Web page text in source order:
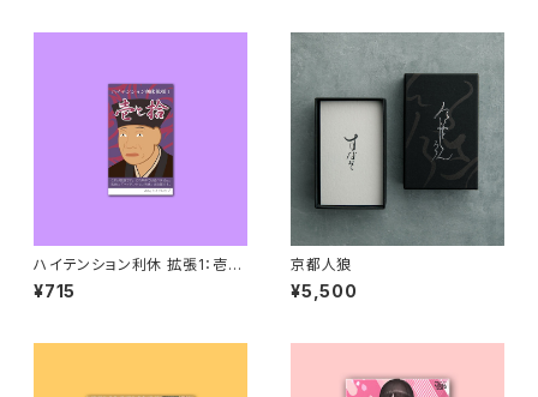
ハイテンション利休 拡張1：壱と
拾
¥715
京都人狼
¥5,500